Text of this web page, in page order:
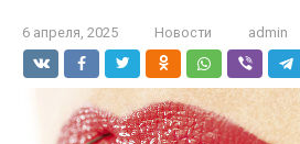
6 апреля, 2025 Новости admin